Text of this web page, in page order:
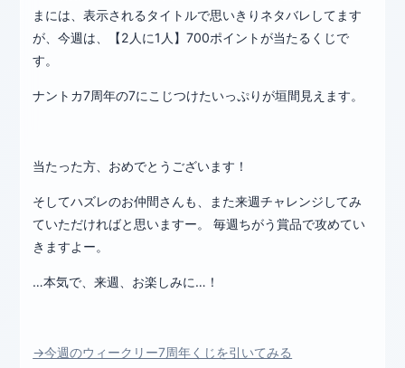
まには、表示されるタイトルで思いきりネタバレしてます
が、今週は、【2人に1人】700ポイントが当たるくじで
す。
ナントカ7周年の7にこじつけたいっぷりが垣間見えます。
当たった方、おめでとうございます！
そしてハズレのお仲間さんも、また来週チャレンジしてみ
ていただければと思いますー。 毎週ちがう賞品で攻めてい
きますよー。
…本気で、来週、お楽しみに…！
→今週のウィークリー7周年くじを引いてみる